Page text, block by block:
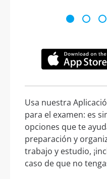
Usa nuestra
para el examen: es
opciones que te
preparación y
trabajo y estudio,
caso de que no